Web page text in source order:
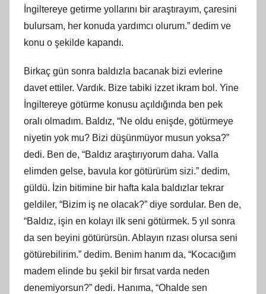
İngiltereye getirme yollarını bir araştırayım, çaresini
bulursam, her konuda yardımcı olurum.” dedim ve
konu o şekilde kapandı.
Birkaç gün sonra baldızla bacanak bizi evlerine
davet ettiler. Vardık. Bize tabiki izzet ikram bol. Yine
İngiltereye götürme konusu açıldığında ben pek
oralı olmadım. Baldız, “Ne oldu enişde, götürmeye
niyetin yok mu? Bizi düşünmüyor musun yoksa?”
dedi. Ben de, “Baldız araştırıyorum daha. Valla
elimden gelse, bavula kor götürürüm sizi.” dedim,
güldü. İzin bitimine bir hafta kala baldızlar tekrar
geldiler, “Bizim iş ne olacak?” diye sordular. Ben de,
“Baldız, işin en kolayı ilk seni götürmek. 5 yıl sonra
da sen beyini götürürsün. Ablayın rızası olursa seni
götürebilirim.” dedim. Benim hanım da, “Kocacığım
madem elinde bu şekil bir fırsat varda neden
denemiyorsun?” dedi. Hanıma, “Ohalde sen